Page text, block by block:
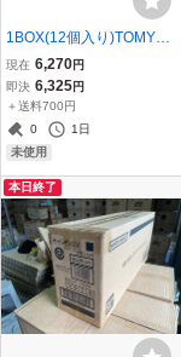
1BOX(12個入り)TOMYTE
C『ザ・バスコレクション
第２９弾＜ミニバス編第
４弾＞』★新品未開封★
現在 6,270円
即決 6,325円
＋送料700円
0
1日
未使用
本日終了